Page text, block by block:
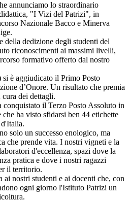
annunciamo lo straordinario
"I Vizi del Patrizi", in
Nazionale Bacco e Minerva
dedizione degli studenti del
riconoscimenti ai massimi livelli,
formativo offerto dal nostro
è aggiudicato il Primo Posto
d’Onore. Un risultato che premia
dei dettagli.
il Terzo Posto Assoluto in
ha visto sfidarsi ben 44 etichette
solo un successo enologico, ma
che prende vita. I nostri vigneti e la
d'eccellenza, spazi dove la
pratica e dove i nostri ragazzi
il territorio.
ai nostri studenti e ai docenti che, con
ogni giorno l'Istituto Patrizi un